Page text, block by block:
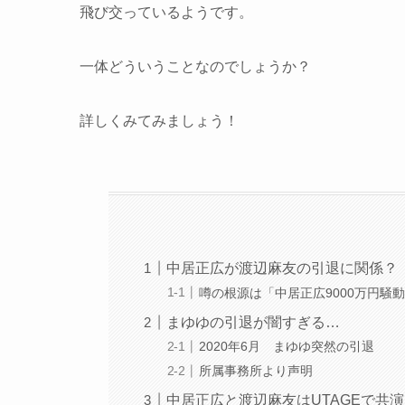
飛び交っているようです。
一体どういうことなのでしょうか？
詳しくみてみましょう！
中居正広が渡辺麻友の引退に関係？
噂の根源は「中居正広9000万円騒動
まゆゆの引退が闇すぎる…
2020年6月 まゆゆ突然の引退
所属事務所より声明
中居正広と渡辺麻友はUTAGEで共演